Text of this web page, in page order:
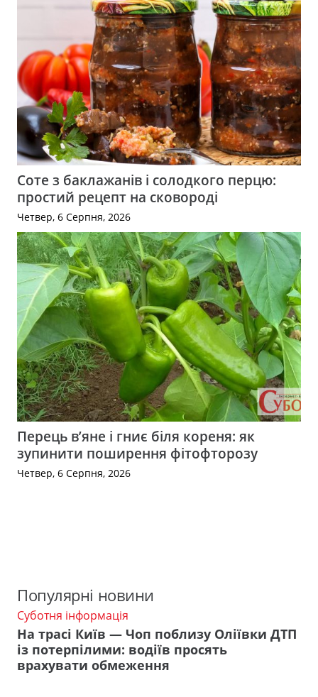
Соте з баклажанів і солодкого перцю:
простий рецепт на сковороді
Четвер, 6 Серпня, 2026
Перець в’яне і гниє біля кореня: як
зупинити поширення фітофторозу
Четвер, 6 Серпня, 2026
Популярні новини
Суботня інформація
На трасі Київ — Чоп поблизу Оліївки ДТП
із потерпілими: водіїв просять
врахувати обмеження